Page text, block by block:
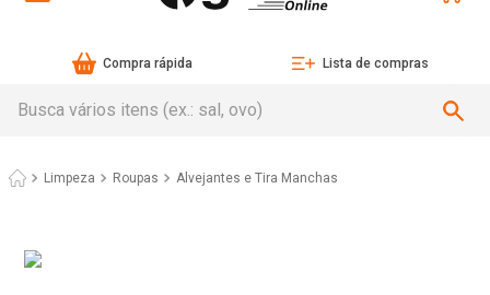
Compra rápida Lista de compras
Limpeza Roupas Alvejantes e Tira Manchas